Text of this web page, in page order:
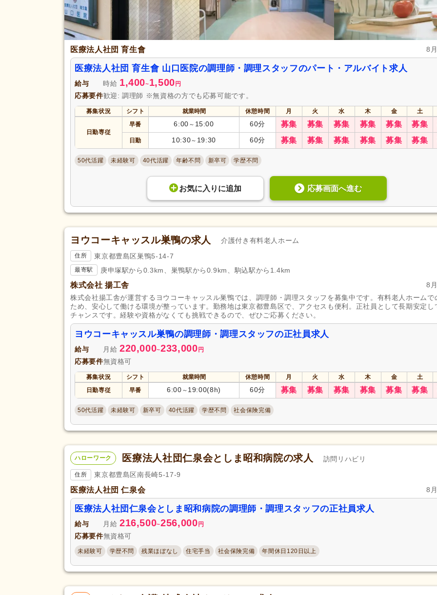
医療法人社団 育生會 8
医療法人社団 育生會 山口医院の調理師・調理スタッフのパート・アルバイト求人
給与 時給 1,400~1,500 円
応募要件歓迎: 調理師 ※無資格の方でも応募可能です。
募集状況 シフト 就業時間 休憩時間 月 火 水 木 金 土
日勤専従
早番 6:00 ～ 15:00 60分 募集 募集 募集 募集 募集 募集
日勤 10:30～ 19:30 60分 募集 募集 募集 募集 募集 募集
50代活躍 未経験可 40代活躍 年齢不問 新卒可 学歴不問
お気に入り に追加 応募画面へ進む
ヨウコーキャッスル巣鴨の求人 介護付き有料老人ホーム
住所 東京都豊島区巣鴨5-14-7
最寄駅 庚申塚駅から0.3km、巣鴨駅から0.9km、駒込駅から1.4km
株式会社 揚工舎
8
株式会社揚工舎が運営するヨウコーキャッスル巣鴨では、調理師・調理スタッフを募集中です。有料老人ホームで
ため、安心して働ける環境が整っています。勤務地は東京都豊島区で、アクセスも便利。正社員として長期安定し
チャンスです。経験や資格がなくても挑戦できるので、ぜひご応募ください。
ヨウコーキャッスル巣鴨の調理師・調理スタッフの正社員求人
給与 月給 220,000~233,000 円
応募要件無資格可
募集状況 シフト 就業時間 休憩時間 月 火 水 木 金 土
日勤専従
早番 6:00 ～ 19:00(8h) 60分 募集 募集 募集 募集 募集 募集
50代活躍 未経験可 新卒可 40代活躍 学歴不問 社会保険完備
ハローワーク 医療法人社団仁泉会としま昭和病院の求人 訪問リハビリ
住所 東京都豊島区南長崎5-17-9
医療法人社団 仁泉会 8
医療法人社団仁泉会としま昭和病院の調理師・調理スタッフの正社員求人
給与 月給 216,500~256,000円
応募要件無資格可
未経験可 学歴不問 残業ほぼなし 住宅手当 社会保険完備 年間休日120日以上